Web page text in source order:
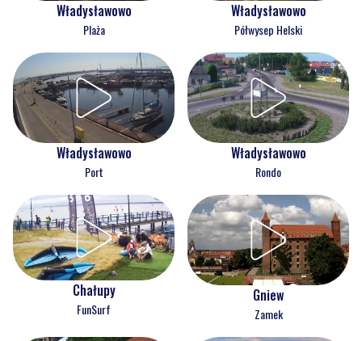
Władysławowo
Plaża
Władysławowo
Półwysep Helski
Władysławowo
Port
Władysławowo
Rondo
Chałupy
FunSurf
Gniew
Zamek